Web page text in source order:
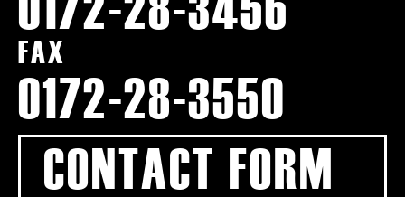
FAX
0172-28-3550
CONTACT FORM